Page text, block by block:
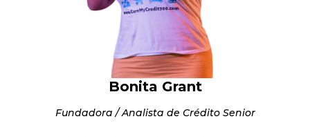
Bonita Grant
Fundadora / Analista de Crédito Senior